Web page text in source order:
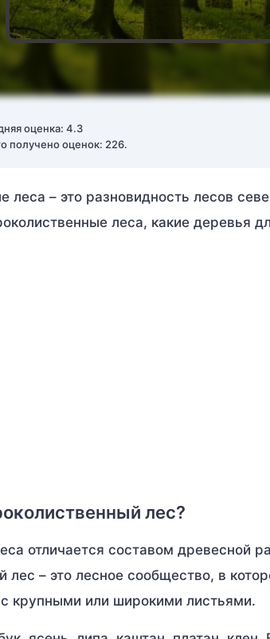
оценка: 4.3
получено оценок: 226.
леса – это разновидность лесов
леса, какие деревья
лес?
отличается составом древесной
лес – это лесное сообщество, в
крупными или широкими листьями.